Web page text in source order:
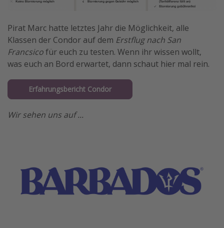
Pirat Marc hatte letztes Jahr die Möglichkeit, alle
Klassen der Condor auf dem Erstflug nach San
Francsicofür euch zu testen. Wenn ihr wissen wollt,
was euch an Bord erwartet, dann schaut hier mal rein.
Erfahrungsbericht Condor
Wir sehen uns auf ...